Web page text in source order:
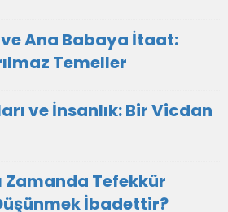
Ana Babaya İtaat:
Temeller
ve İnsanlık: Bir Vicdan
Zamanda Tefekkür
İbadettir?